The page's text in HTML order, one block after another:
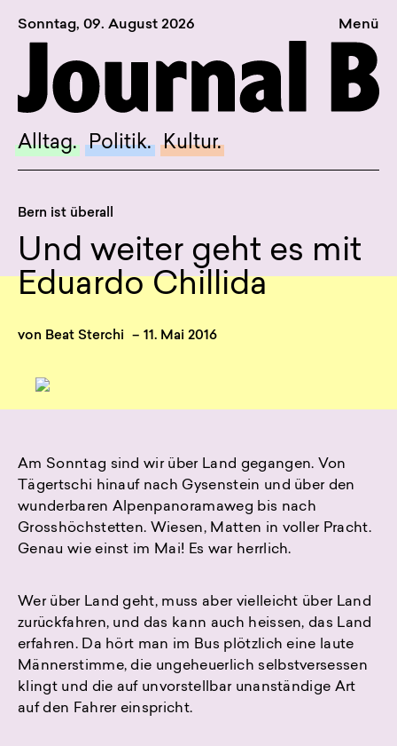
Sonntag, 09. August 2026
Alltag. Politik. Kultur.
Menü
Sagt, was Bern bewegt
Alltag.
Politik.
Kultur.
Dossier.
Suche.
INSTAGRAM
Bern ist überall
Und weiter geht es mit
Eduardo Chillida
von Beat Sterchi – 11. Mai 2016
Am Sonntag sind wir über Land gegangen. Von
Tägertschi hinauf nach Gysenstein und über den
wunderbaren Alpenpanoramaweg bis nach
Grosshöchstetten. Wiesen, Matten in voller Pracht.
Genau wie einst im Mai! Es war herrlich.
Wer über Land geht, muss aber vielleicht über Land
zurückfahren, und das kann auch heissen, das Land
erfahren. Da hört man im Bus plötzlich eine laute
Männerstimme, die ungeheuerlich selbstversessen
klingt und die auf unvorstellbar unanständige Art
auf den Fahrer einspricht.